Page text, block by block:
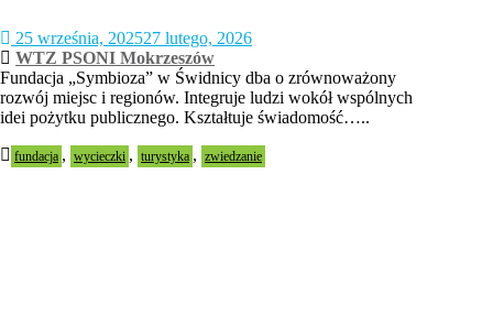
25 września, 202527 lutego, 2026
WTZ PSONI Mokrzeszów
Fundacja „Symbioza” w Świdnicy dba o zrównoważony
rozwój miejsc i regionów. Integruje ludzi wokół wspólnych
idei pożytku publicznego. Kształtuje świadomość…..
fundacja , wycieczki , turystyka , zwiedzanie